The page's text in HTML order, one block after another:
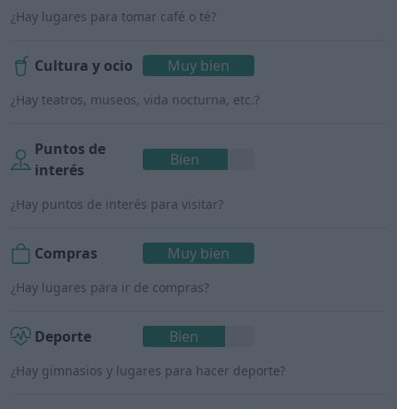
¿Hay lugares para tomar café o té?
Cultura y ocio Muy bien
¿Hay teatros, museos, vida nocturna, etc.?
Puntos de
interés
Bien
¿Hay puntos de interés para visitar?
Compras Muy bien
¿Hay lugares para ir de compras?
Deporte Bien
¿Hay gimnasios y lugares para hacer deporte?